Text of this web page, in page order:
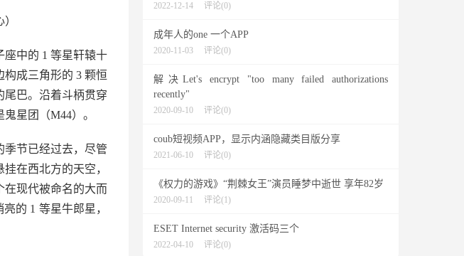
中的 1 等星轩辕十
成三角形的 3 颗恒
尾巴。沿着斗柄贯穿
星团（M44）。
季节已经过去，尽管
在西北方的天空，
在现代被命名的大而
的 1 等星牛郎星，
2022-12-14 评论(0)
成年人的one 一个APP
2020-11-03 评论(0)
解决Let's encrypt "too many failed authorizations
recently"
2020-09-10 评论(0)
coub短视频APP，显示内涵隐藏类目版分享
2021-06-10 评论(0)
《权力的游戏》“荆棘女王”演员睡梦中逝世 享年82岁
2020-09-11 评论(1)
ESET Internet security 激活码三个
2022-04-10 评论(0)